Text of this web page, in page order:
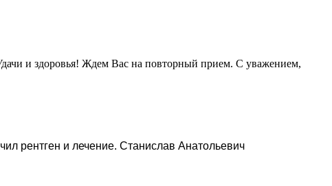
и здоровья! Ждем Вас на повторный прием. С уважением,
рентген и лечение. Станислав Анатольевич